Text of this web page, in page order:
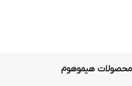
محصولات هیموهوم